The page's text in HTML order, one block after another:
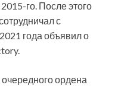
го. После этого
с
года объявил о
ордена